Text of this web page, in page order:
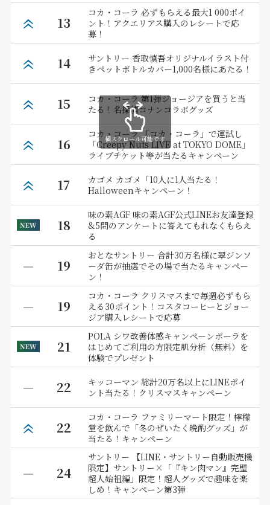
13
コカ・コーラ 必ずもらえる最大1 000ポイ
ント！アクエリアス購入のレシートで応
募！
14
サントリー 香取慎吾オリジナルイラスト付
きペットボトルカバー1,000名様にあたる！
15
コカ・コーラ 第1弾ジョージアを買うと当
たる！名探偵コナンコラボグッズ
16
コカ・コーラ 「コカ・コーラ」で運試し
「Creepy Nuts LIVE at TOKYO DOME」
ライブチケット等が当たるキャンペーン
17
カゴメ カゴメ「10人に1人当たる！
Halloweenキャンペーン！
18
味の素AGF 味の素AGF公式LINEお友達登録
&5問のアンケートに答えてもれなくもらえ
る
19
おとなサントリー 合計30万名様に翠ジンソ
ーダ缶が抽選でその場で当たるキャンペー
ン！
19
コカ・コーラ クリスマスまで毎週必ずもら
える30ポイント！コスタコーヒーとジョー
ジア購入レシートで応募
21
POLA シワ改善体感キャンペーンポーラを
はじめてご利用の方限定肌分析（無料）を
体験でプレゼント
22
キッコーマン 総計20万名以上にLINEポイ
ント当たる！クリスマスキャンペーン
22
コカ・コーラ ファミリーマート限定！檸檬
堂を飲んで「冬のぜいたく晩酌グッズ」が
当たる！キャンペーン
24
サントリー 【LINE・サントリー自動販売機
限定】サントリー×「『キン肉マン』完璧
超人始祖編」限定！超人グッズで趣味を楽
しめ！キャンペーン第3弾
横スクロール可能です